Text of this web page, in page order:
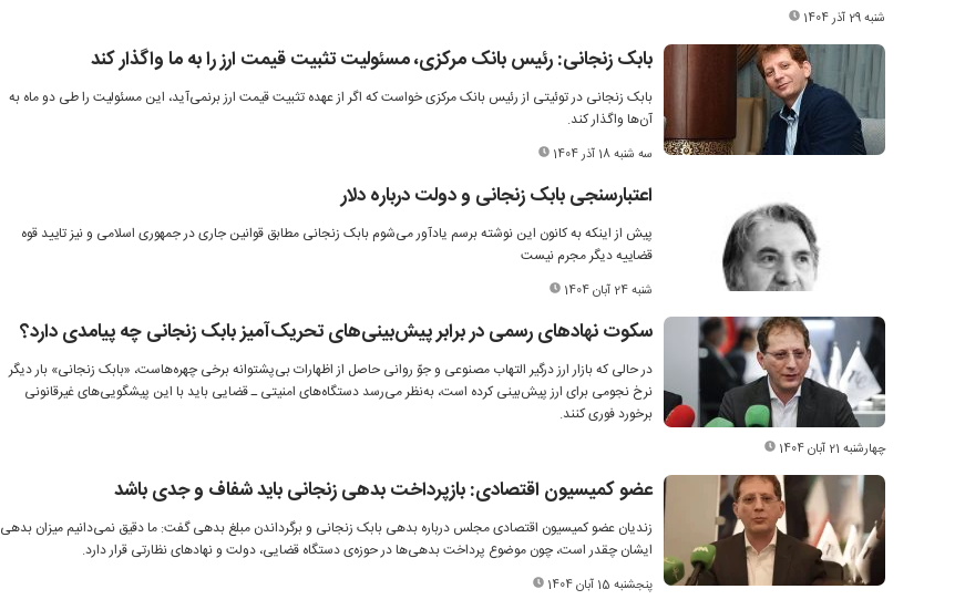
شنبه 29 آذر 1404
بابک زنجانی: رئیس بانک مرکزی، مسئولیت تثبیت قیمت ارز را به ما واگذار کند
بابک زنجانی در توئیتی از رئیس بانک مرکزی خواست که اگر از عهده تثبیت قیمت ارز برنمی‌آید، این مسئولیت را طی دو ماه به
آن‌ها واگذار کند.
سه شنبه 18 آذر 1404
اعتبار‌سنجی بابک زنجانی و دولت درباره دلار
پیش از اینکه به کانون این نوشته برسم یاد‌آور می‌شوم بابک زنجانی مطابق قوانین جاری در جمهوری اسلامی و نیز تایید قوه
قضاییه دیگر مجرم ‌نیست
شنبه 24 آبان 1404
سکوت نهادهای رسمی در برابر پیش‌بینی‌های تحریک‌آمیز بابک زنجانی چه پیامدی دارد؟
در حالی که بازار ارز درگیر التهاب مصنوعی و جوّ روانی حاصل از اظهارات بی‌پشتوانه برخی چهره‌هاست، «بابک زنجانی» بار دیگر
نرخ نجومی برای ارز پیش‌بینی کرده است، به‌نظر می‌رسد دستگاه‌های امنیتی ـ قضایی باید با این پیشگویی‌های غیرقانونی
برخورد فوری کنند.
چهارشنبه 21 آبان 1404
عضو کمیسیون اقتصادی: بازپرداخت بدهی زنجانی باید شفاف و جدی باشد
زندیان عضو کمیسیون اقتصادی مجلس درباره بدهی بابک زنجانی و برگرداندن مبلغ بدهی گفت: ما دقیق نمی‌دانیم میزان بدهی
ایشان چقدر است، چون موضوع پرداخت بدهی‌ها در حوزه‌ی دستگاه قضایی، دولت و نهادهای نظارتی قرار دارد.
پنجشنبه 15 آبان 1404